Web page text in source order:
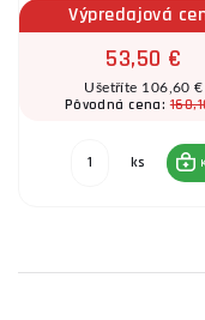
Výpredajová
53,50 €
Ušetříte 106,60 €
Pôvodná cena:
ks